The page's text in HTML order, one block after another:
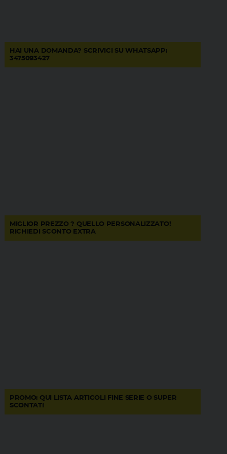
HAI UNA DOMANDA? SCRIVICI SU WHATSAPP:
3475093427
MIGLIOR PREZZO ? QUELLO PERSONALIZZATO!
RICHIEDI SCONTO EXTRA
PROMO: QUI LISTA ARTICOLI FINE SERIE O SUPER
SCONTATI